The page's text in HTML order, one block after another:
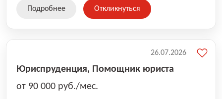
SKU, премиальные бренды кормов и собственные
Подробнее Откликнуться
Юриспруденция, Помощник юриста
от 90 000 руб./мес.
26.07.2026